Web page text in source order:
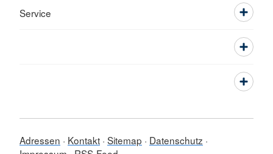
Service
Adressen Kontakt Sitemap
Datenschutz